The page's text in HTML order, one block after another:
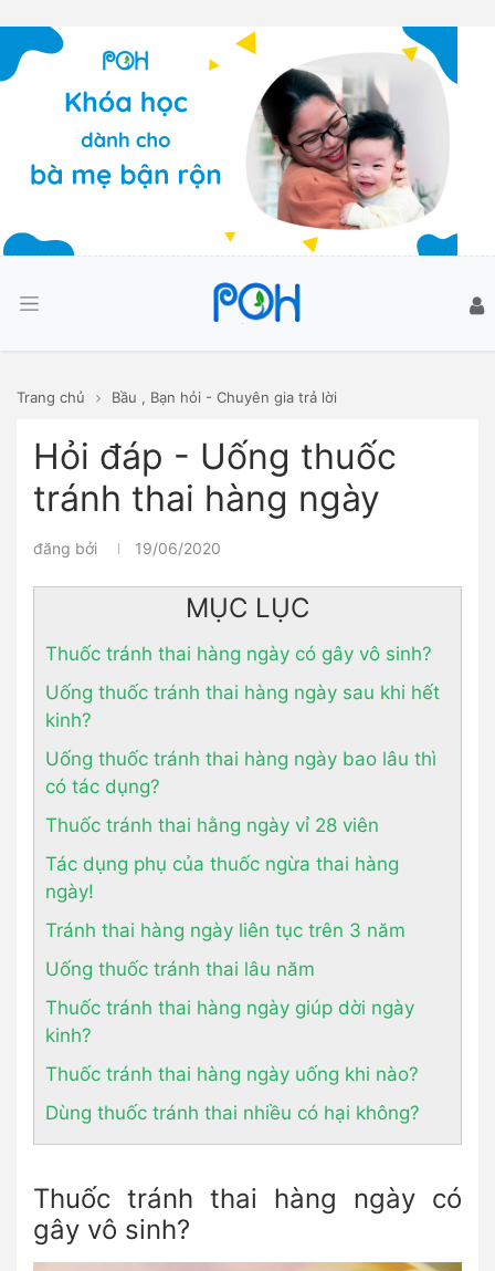
Trang chủ Bầu , Bạn hỏi - Chuyên gia trả lời
Hỏi đáp - Uống thuốc
tránh thai hàng ngày
đăng bởi 19/06/2020
MỤC LỤC
Thuốc tránh thai hàng ngày có gây vô sinh?
Uống thuốc tránh thai hàng ngày sau khi hết
kinh?
Uống thuốc tránh thai hàng ngày bao lâu thì
có tác dụng?
Thuốc tránh thai hằng ngày vỉ 28 viên
Tác dụng phụ của thuốc ngừa thai hàng
ngày!
Tránh thai hàng ngày liên tục trên 3 năm
Uống thuốc tránh thai lâu năm
Thuốc tránh thai hàng ngày giúp dời ngày
kinh?
Thuốc tránh thai hàng ngày uống khi nào?
Dùng thuốc tránh thai nhiều có hại không?
Thuốc tránh thai hàng ngày có
gây vô sinh?